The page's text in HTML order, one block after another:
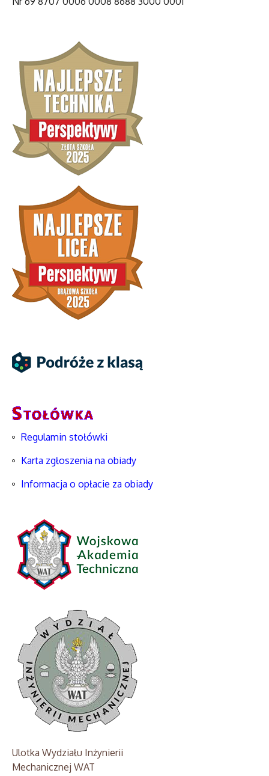
Regulamin stołówki
Karta zgłoszenia na obiady
Informacja o opłacie za obiady
Ulotka Wydziału Inżynierii
Mechanicznej WAT